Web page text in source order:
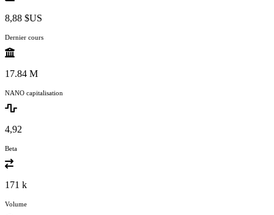
8,88 $US
Dernier cours
17.84 M
NANO capitalisation
4,92
Beta
171 k
Volume